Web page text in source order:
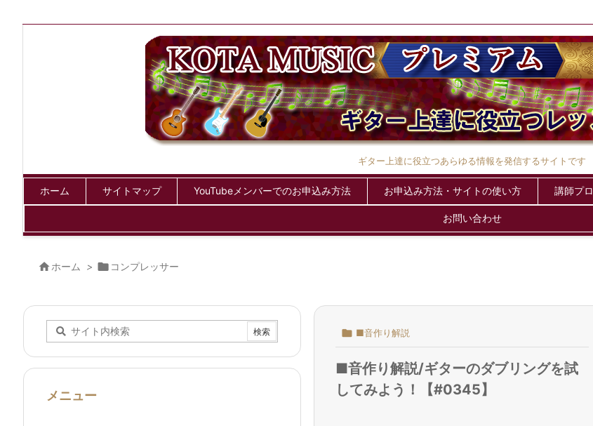
ギター上達に役立つあらゆる情報を発信するサイトです
ホーム サイトマップ YouTubeメンバーでのお申込み方法 お申込み方法・サイトの使い方 講師プ
お問い合わせ
ホーム >  コンプレッサー
 ■音作り解説
■音作り解説/ギターのダブリングを試
してみよう！【#0345】
メニュー